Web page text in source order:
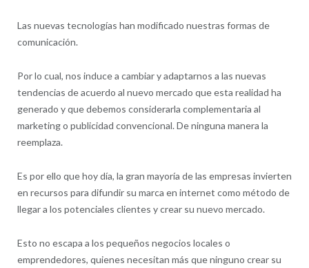
Las nuevas tecnologías han modificado nuestras formas de
comunicación.
Por lo cual, nos induce a cambiar y adaptarnos a las nuevas
tendencias de acuerdo al nuevo mercado que esta realidad ha
generado y que debemos considerarla complementaria al
marketing o publicidad convencional. De ninguna manera la
reemplaza.
Es por ello que hoy día, la gran mayoría de las empresas invierten
en recursos para difundir su marca en internet como método de
llegar a los potenciales clientes y crear su nuevo mercado.
Esto no escapa a los pequeños negocios locales o
emprendedores, quienes necesitan más que ninguno crear su